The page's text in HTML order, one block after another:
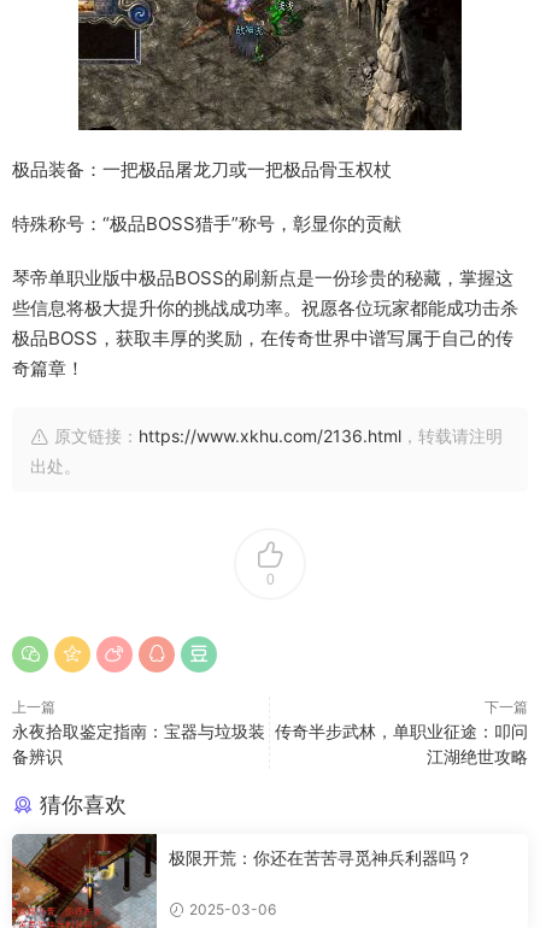
极品装备：一把极品屠龙刀或一把极品骨玉权杖
特殊称号：“极品BOSS猎手”称号，彰显你的贡献
琴帝单职业版中极品BOSS的刷新点是一份珍贵的秘藏，掌握这
些信息将极大提升你的挑战成功率。祝愿各位玩家都能成功击杀
极品BOSS，获取丰厚的奖励，在传奇世界中谱写属于自己的传
奇篇章！
原文链接： https://www.xkhu.com/2136.html ，转载请注明
出处。
0
上一篇
永夜拾取鉴定指南：宝器与垃圾装
备辨识
下一篇
传奇半步武林，单职业征途：叩问
江湖绝世攻略
猜你喜欢
极限开荒：你还在苦苦寻觅神兵利器吗？
2025-03-06